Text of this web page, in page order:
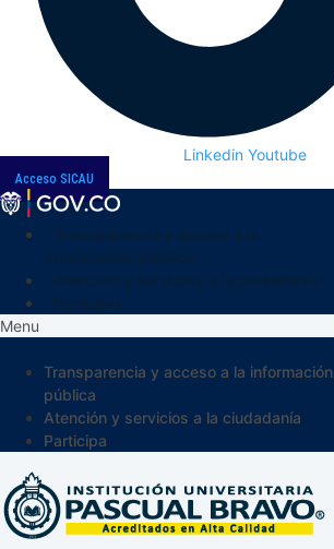
Linkedin Youtube
Acceso SICAU
Menu
Transparencia y acceso a la información
pública
Atención y servicios a la ciudadanía
Participa